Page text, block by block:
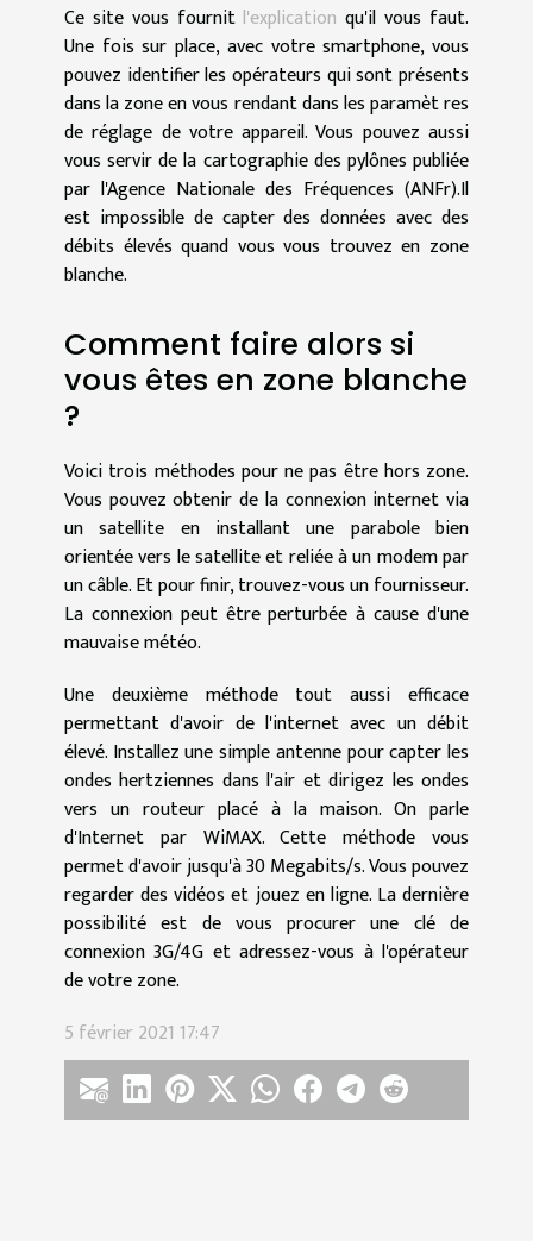
Ce site vous fournit l'explication qu'il vous faut.
Une fois sur place, avec votre smartphone, vous
pouvez identifier les opérateurs qui sont présents
dans la zone en vous rendant dans les paramèt res
de réglage de votre appareil. Vous pouvez aussi
vous servir de la cartographie des pylônes publiée
par l'Agence Nationale des Fréquences (ANFr).Il
est impossible de capter des données avec des
débits élevés quand vous vous trouvez en zone
blanche.
Comment faire alors si
vous êtes en zone blanche
?
Voici trois méthodes pour ne pas être hors zone.
Vous pouvez obtenir de la connexion internet via
un satellite en installant une parabole bien
orientée vers le satellite et reliée à un modem par
un câble. Et pour finir, trouvez-vous un fournisseur.
La connexion peut être perturbée à cause d'une
mauvaise météo.
Une deuxième méthode tout aussi efficace
permettant d'avoir de l'internet avec un débit
élevé. Installez une simple antenne pour capter les
ondes hertziennes dans l'air et dirigez les ondes
vers un routeur placé à la maison. On parle
d'Internet par WiMAX. Cette méthode vous
permet d'avoir jusqu'à 30 Megabits/s. Vous pouvez
regarder des vidéos et jouez en ligne. La dernière
possibilité est de vous procurer une clé de
connexion 3G/4G et adressez-vous à l'opérateur
de votre zone.
5 février 2021 17:47